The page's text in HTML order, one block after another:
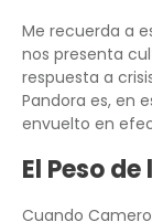
Me recuerda a
nos presenta
respuesta a
Pandora es, en
envuelto en
El Peso
Cuando